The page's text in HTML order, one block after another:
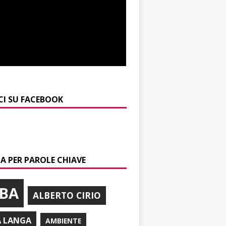
SU FACEBOOK
PER PAROLE CHIAVE
ALBERTO CIRIO
LANGA AMBIENTE